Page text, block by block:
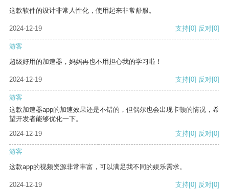
这款软件的设计非常人性化，使用起来非常舒服。
2024-12-19 支持[0] 反对[0]
游客
超级好用的加速器，妈妈再也不用担心我的学习啦！
2024-12-19 支持[0] 反对[0]
游客
这款加速器app的加速效果还是不错的，但偶尔也会出现卡顿的情况，希
望开发者能够优化一下。
2024-12-19
支持[0] 反对[0]
游客
这款app的视频资源非常丰富，可以满足我不同的娱乐需求。
2024-12-19 支持[0] 反对[0]